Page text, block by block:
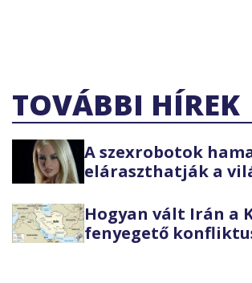
TOVÁBBI HÍREK
A szexrobotok
eláraszthatják a
Hogyan vált Irán a
fenyegető